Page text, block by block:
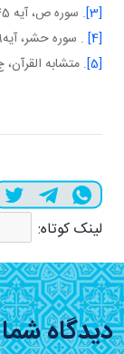
[3]
. سوره ص، آيه 45.
[4]
. سوره حشر، آيه19.
[5] . متشابه القرآن، ج‏1،
لینک کوتاه:
دیدگاه